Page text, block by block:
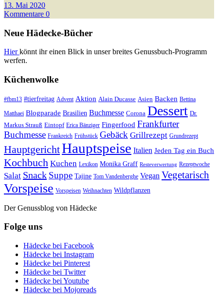
13. Mai 2020
Kommentare 0
Neue Hädecke-Bücher
Hierkönnt ihr einen Blick in unser breites Genussbuch-Programm
werfen.
Küchenwolke
#fbm13 #tierfreitag Advent Aktion Alain Ducasse Asien Backen Bettina
Matthaei Blogparade Brasilien Buchmesse Corona Dessert Dr.
Markus Strauß Eintopf Erica Bänziger Fingerfood Frankfurter
Buchmesse Frankreich Frühstück Gebäck Grillrezept Grundrezept
HauptgerichtHauptspeise Italien Jeden Tag ein Buch
Kochbuch Kuchen Lexikon Monika Graff Resteverwertung Rezeptwoche
Salat Snack Suppe Tajine Tom Vandenberghe Vegan Vegetarisch
Vorspeise Vorspeisen Weihnachten Wildpflanzen
Der Genussblog von Hädecke
Folge uns
Hädecke bei Facebook
Hädecke bei Instagram
Hädecke bei Pinterest
Hädecke bei Twitter
Hädecke bei Youtube
Hädecke bei Mojoreads